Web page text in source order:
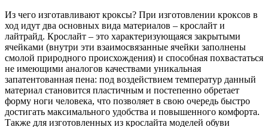
Из чего изготавливают кроксы? При изготовлении кроксов в
ход идут два основных вида материалов – крослайт и
лайтрайд. Крослайт – это характеризующаяся закрытыми
ячейками (внутри эти взаимосвязанные ячейки заполнены
смолой природного происхождения) и способная похвастаться
не имеющими аналогов качествами уникальная
запатентованная пена: под воздействием температур данный
материал становится пластичным и постепенно обретает
форму ноги человека, что позволяет в свою очередь быстро
достигать максимального удобства и повышенного комфорта.
Также для изготовленных из крослайта моделей обуви